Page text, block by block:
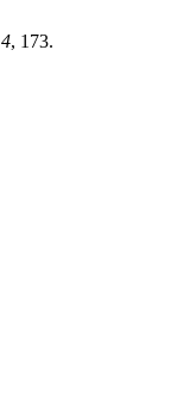
4, 173.